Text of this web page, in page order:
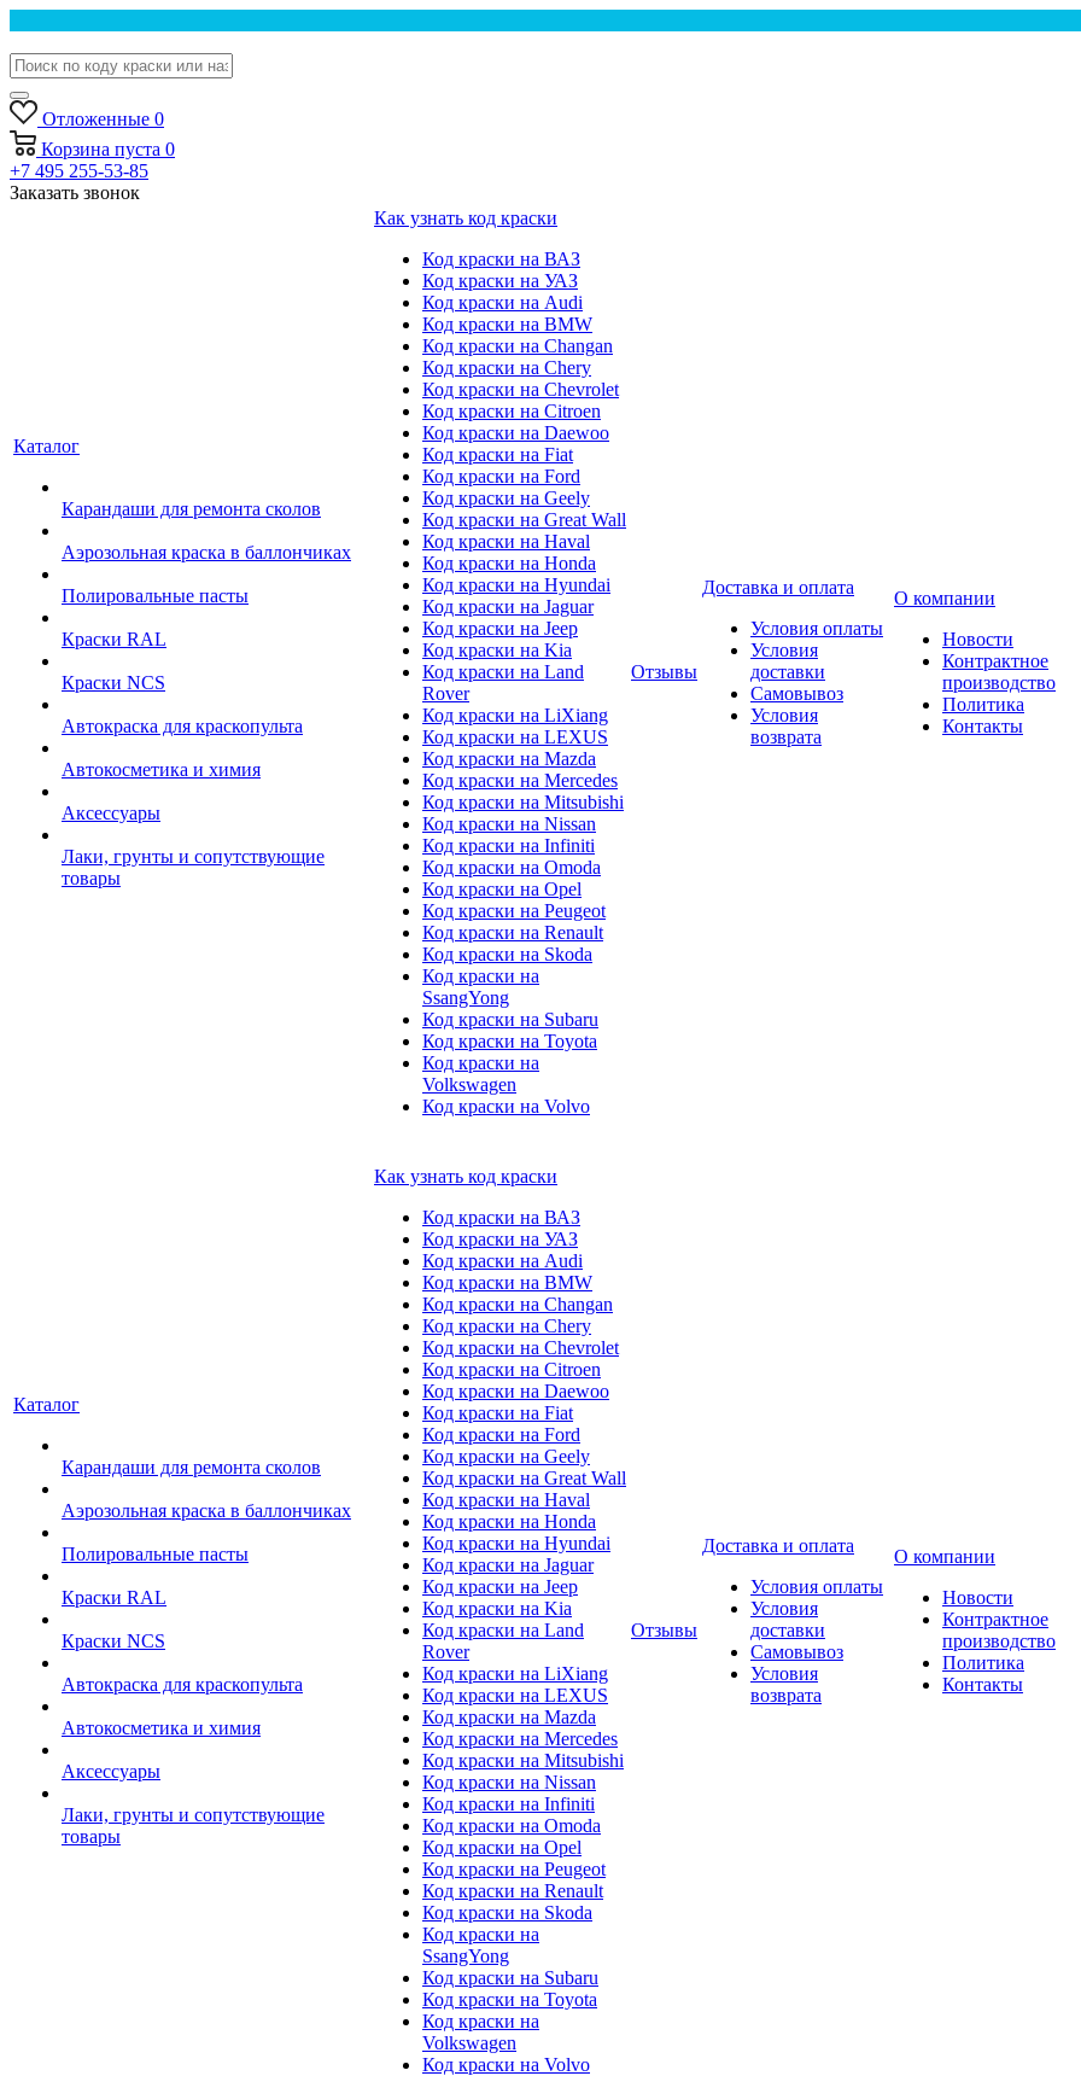
Отложенные 0
Корзина пуста 0
+7 495 255-53-85
Заказать звонок
Каталог
Карандаши для ремонта сколов
Аэрозольная краска в баллончиках
Полировальные пасты
Краски RAL
Краски NCS
Автокраска для краскопульта
Автокосметика и химия
Аксессуары
Лаки, грунты и сопутствующие
товары
Как узнать код краски
Код краски на ВАЗ
Код краски на УАЗ
Код краски на Audi
Код краски на BMW
Код краски на Changan
Код краски на Chery
Код краски на Chevrolet
Код краски на Citroen
Код краски на Daewoo
Код краски на Fiat
Код краски на Ford
Код краски на Geely
Код краски на Great Wall
Код краски на Haval
Код краски на Honda
Код краски на Hyundai
Код краски на Jaguar
Код краски на Jeep
Код краски на Kia
Код краски на Land
Rover
Код краски на LiXiang
Код краски на LEXUS
Код краски на Mazda
Код краски на Mercedes
Код краски на Mitsubishi
Код краски на Nissan
Код краски на Infiniti
Код краски на Omoda
Код краски на Opel
Код краски на Peugeot
Код краски на Renault
Код краски на Skoda
Код краски на
SsangYong
Код краски на Subaru
Код краски на Toyota
Код краски на
Volkswagen
Код краски на Volvo
Отзывы
Доставка и оплата
Условия оплаты
Условия
доставки
Самовывоз
Условия
возврата
О компании
Новости
Контрактное
производство
Политика
Контакты
Каталог
Карандаши для ремонта сколов
Аэрозольная краска в баллончиках
Полировальные пасты
Краски RAL
Краски NCS
Автокраска для краскопульта
Автокосметика и химия
Аксессуары
Лаки, грунты и сопутствующие
товары
Как узнать код краски
Код краски на ВАЗ
Код краски на УАЗ
Код краски на Audi
Код краски на BMW
Код краски на Changan
Код краски на Chery
Код краски на Chevrolet
Код краски на Citroen
Код краски на Daewoo
Код краски на Fiat
Код краски на Ford
Код краски на Geely
Код краски на Great Wall
Код краски на Haval
Код краски на Honda
Код краски на Hyundai
Код краски на Jaguar
Код краски на Jeep
Код краски на Kia
Код краски на Land
Rover
Код краски на LiXiang
Код краски на LEXUS
Код краски на Mazda
Код краски на Mercedes
Код краски на Mitsubishi
Код краски на Nissan
Код краски на Infiniti
Код краски на Omoda
Код краски на Opel
Код краски на Peugeot
Код краски на Renault
Код краски на Skoda
Код краски на
SsangYong
Код краски на Subaru
Код краски на Toyota
Код краски на
Volkswagen
Код краски на Volvo
Отзывы
Доставка и оплата
Условия оплаты
Условия
доставки
Самовывоз
Условия
возврата
О компании
Новости
Контрактное
производство
Политика
Контакты